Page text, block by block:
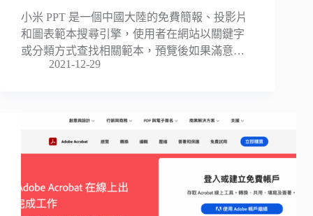
小米 PPT 是一個中國大陸的免費簡報、投影片
和圖表範本搜尋引擎，使用者在網站以關鍵字
或分類方式查找相關範本，預覽後如果滿意…
2021-12-29